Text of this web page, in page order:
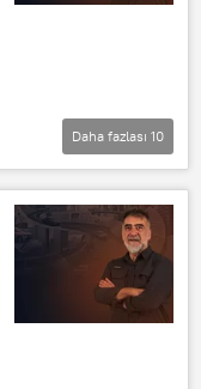
Daha fazlası 10